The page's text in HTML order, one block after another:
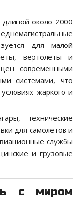
длиной около 2000
для малой
вертолёты и
современными
системами, что
жаркого и
технические
для самолётов и
службы
и грузовые
с миром